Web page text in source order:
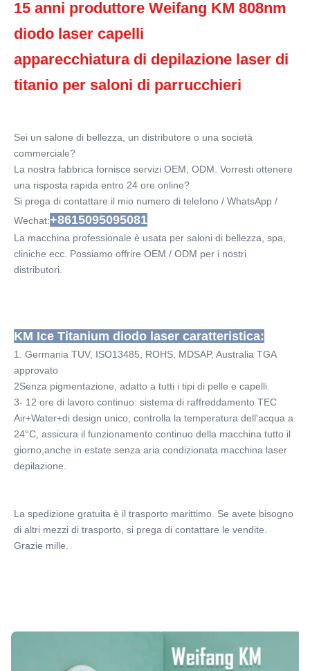
Laser
Feature:
della pelle, irrigidimento della pelle, lase
Application:
tecnico video, Installazione sul campo, messa
Warranty:
2 anni
Lazer Diodo Application:
Per uso commerciale & domestico
Diode Laser Wavelength:
808 nm ± 5 nm, 755 808 1064 ± 5 nm
USA Coherent Laser Power:
600W 800W 1000W 1200W 1600W
KM Software Language:
Inglese,spagnolo,russo,italiano,tedesco ecc.
Depilacion Training:
Formazione manuale+CD+online
Beauty Personal Care Depilation:
laser a diodo portatile da 810 nm
KM Quality Certification:
Fornitore MDSAP di grado medico CE ISO13485
15 anni produttore Weifang KM 808nm
diodo laser capelli
apparecchiatura di depilazione laser di
titanio per saloni di parrucchieri
Sei un salone di bellezza, un distributore o una società
commerciale?
La nostra fabbrica fornisce servizi OEM, ODM. Vorresti ottenere
una risposta rapida entro 24 ore online?
Si prega di contattare il mio numero di telefono / WhatsApp /
Wechat:+8615095095081
La macchina professionale è usata per saloni di bellezza, spa,
cliniche ecc. Possiamo offrire OEM / ODM per i nostri
distributori.
KM Ice Titanium diodo laser caratteristica:
1. Germania TUV, ISO13485, ROHS, MDSAP, Australia TGA
approvato
2Senza pigmentazione, adatto a tutti i tipi di pelle e capelli.
3- 12 ore di lavoro continuo: sistema di raffreddamento TEC
Air+Water+di design unico, controlla la temperatura dell'acqua a
24°C, assicura il funzionamento continuo della macchina tutto il
giorno,anche in estate senza aria condizionata macchina laser
depilazione.
La spedizione gratuita è il trasporto marittimo. Se avete bisogno
di altri mezzi di trasporto, si prega di contattare le vendite.
Grazie mille.